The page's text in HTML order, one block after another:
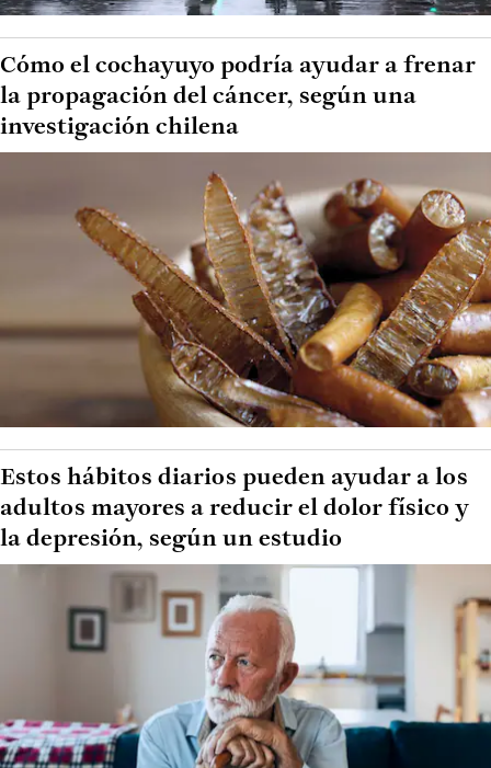
Cómo el cochayuyo podría ayudar a frenar
la propagación del cáncer, según una
investigación chilena
Estos hábitos diarios pueden ayudar a los
adultos mayores a reducir el dolor físico y
la depresión, según un estudio